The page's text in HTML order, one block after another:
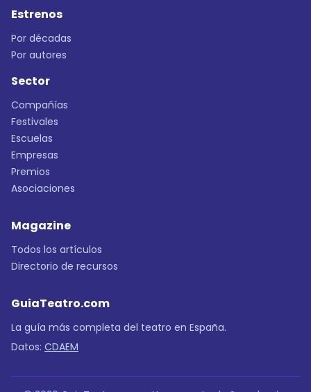
Estrenos
Por décadas
Por autores
Sector
Compañías
Festivales
Escuelas
Empresas
Premios
Asociaciones
Magazine
Todos los artículos
Directorio de recursos
GuiaTeatro.com
La guía más completa del teatro en España.
Datos: CDAEM